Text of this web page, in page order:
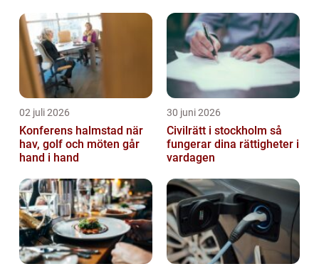
02 juli 2026
Konferens halmstad när
hav, golf och möten går
hand i hand
30 juni 2026
Civilrätt i stockholm så
fungerar dina rättigheter i
vardagen